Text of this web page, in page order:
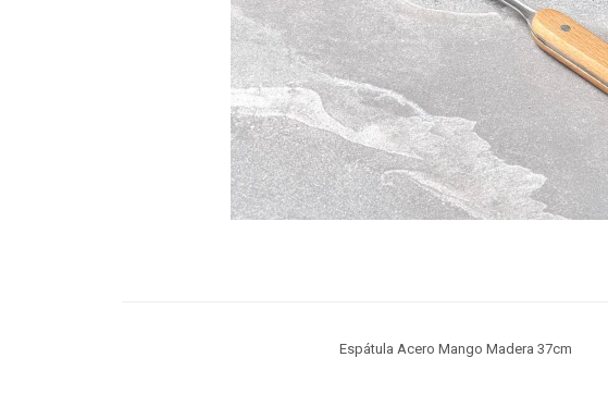
Espátula Acero Mango Madera 37cm